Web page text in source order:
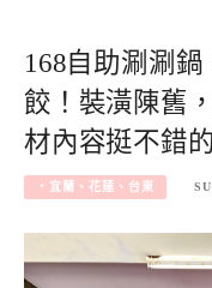
168自助涮涮
餃！裝潢陳舊
材內容挺不錯
‧宜蘭、花蓮、台東